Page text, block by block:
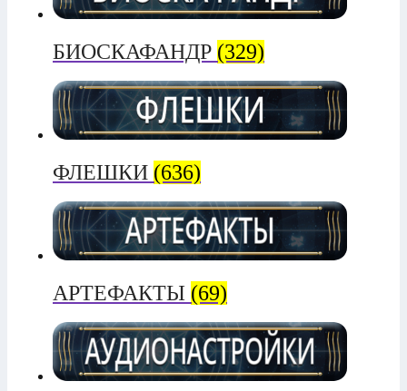
БИОСКАФАНДР (329)
ФЛЕШКИ (636)
АРТЕФАКТЫ (69)